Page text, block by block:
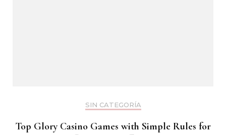
SIN CATEGORÍA
Top Glory Casino Games with Simple Rules for